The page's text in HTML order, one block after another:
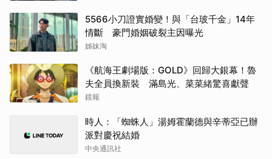
5566小刀證實婚變！與「台玻千金」14年
情斷 豪門婚姻破裂主因曝光
姊妹淘
《航海王劇場版：GOLD》回歸大銀幕！魯
夫全員換新裝 滿島光、菜菜緒驚喜獻聲
鏡報
時人：「蜘蛛人」湯姆霍蘭德與辛蒂亞已辦
派對慶祝結婚
中央通訊社